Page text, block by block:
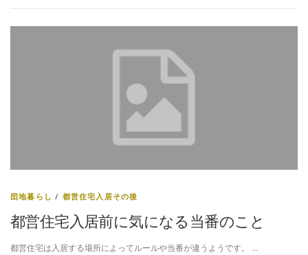
団地暮らし / 都営住宅入居その後
都営住宅入居前に気になる当番のこと
都営住宅は入居する場所によってルールや当番が違うようです。 …